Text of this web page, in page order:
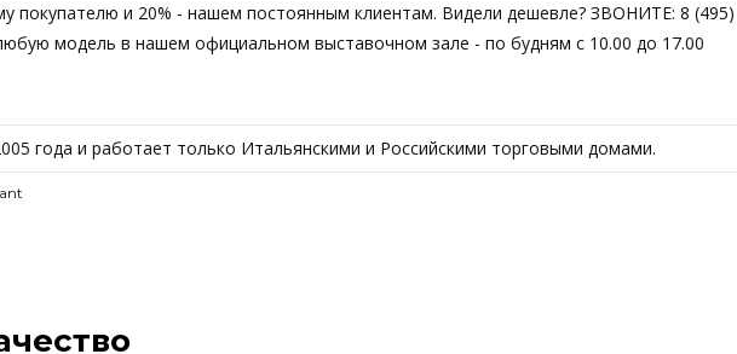
покупателю и 20% - нашем постоянным клиентам. Видели дешевле? ЗВОНИТЕ: 8
модель в нашем официальном выставочном зале - по будням с 10.00 до 17.00
года и работает только Итальянскими и Российскими торговыми домами.